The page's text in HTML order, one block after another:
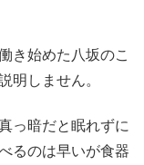
き始めた八坂のこ
明しません。
っ暗だと眠れずに
るのは早いが食器